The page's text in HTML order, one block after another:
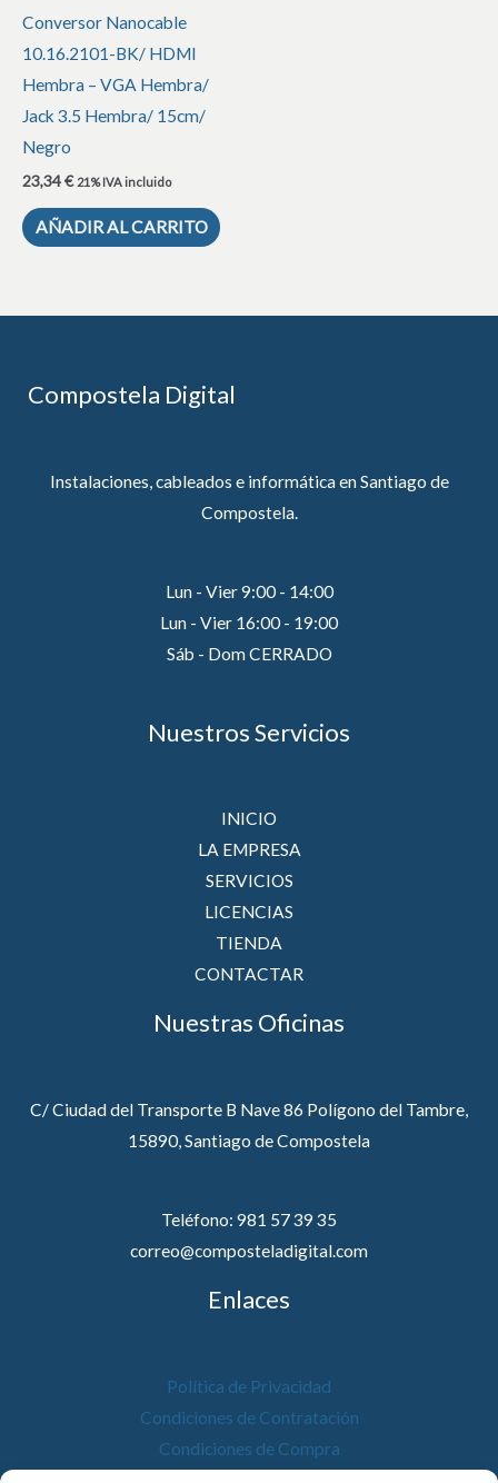
Conversor Nanocable
10.16.2101-BK/ HDMI
Hembra – VGA Hembra/
Jack 3.5 Hembra/ 15cm/
Negro
23,34€ 21% IVA incluido
AÑADIR AL CARRITO
Compostela Digital
Instalaciones, cableados e informática en Santiago de
Compostela.
Lun - Vier 9:00 - 14:00
Lun - Vier 16:00 - 19:00
Sáb - Dom CERRADO
Nuestros Servicios
INICIO
LA EMPRESA
SERVICIOS
LICENCIAS
TIENDA
CONTACTAR
Nuestras Oficinas
C/ Ciudad del Transporte B Nave 86 Polígono del Tambre,
15890, Santiago de Compostela
Teléfono: 981 57 39 35
correo@composteladigital.com
Enlaces
Política de Privacidad
Condiciones de Contratación
Condiciones de Compra